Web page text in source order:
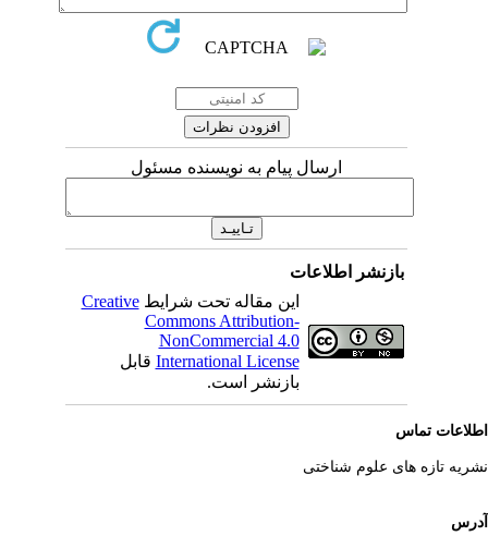
ارسال پیام به نویسنده مسئول
بازنشر اطلاعات
این مقاله تحت شرایطCreative
Commons Attribution-
NonCommercial 4.0
International Licenseقابل
بازنشر است.
تماس
تازه های علوم شناختی